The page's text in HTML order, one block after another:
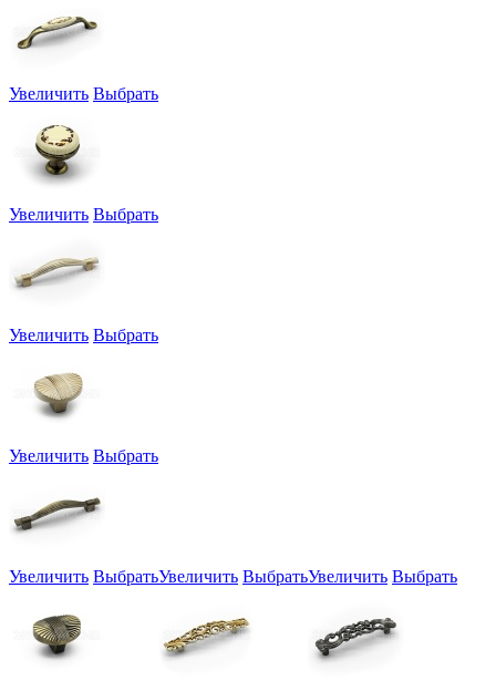
Увеличить Выбрать
Увеличить Выбрать
Увеличить Выбрать
Увеличить Выбрать
Увеличить ВыбратьУвеличить ВыбратьУвеличить Выбрать